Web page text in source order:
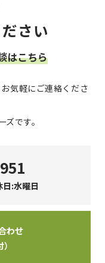
さい
はこちら
気軽にご連絡くださ
です。
:水曜日
わせ